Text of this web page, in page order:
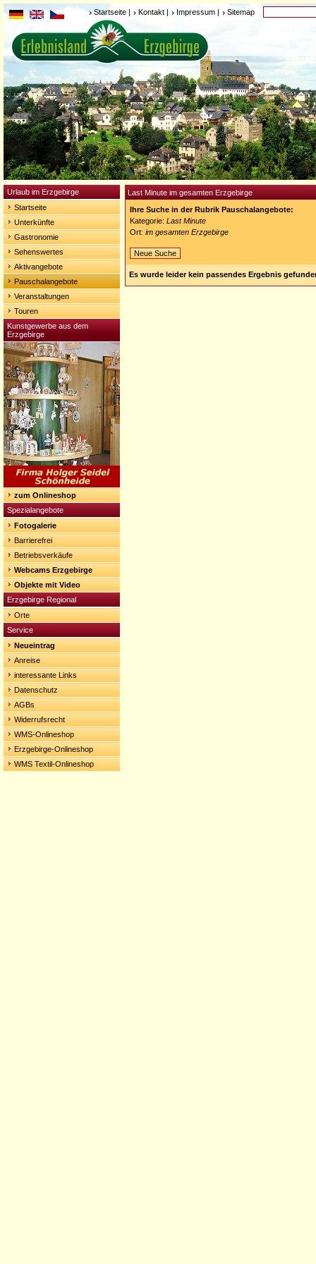
Startseite | Kontakt | Impressum | Sitemap
Urlaub im Erzgebirge
Startseite
Unterkünfte
Gastronomie
Sehenswertes
Aktivangebote
Pauschalangebote
Veranstaltungen
Touren
Kunstgewerbe aus dem
Erzgebirge
zum Onlineshop
Spezialangebote
Fotogalerie
Barrierefrei
Betriebsverkäufe
Webcams Erzgebirge
Objekte mit Video
Erzgebirge Regional
Orte
Service
Neueintrag
Anreise
interessante Links
Datenschutz
AGBs
Widerrufsrecht
WMS-Onlineshop
Erzgebirge-Onlineshop
WMS Textil-Onlineshop
Last Minute im gesamten Erzgebirge
Ihre Suche in der Rubrik Pauschalangebote:
Kategorie: Last Minute
Ort: im gesamten Erzgebirge
Neue Suche
Es wurde leider kein passendes Ergebnis